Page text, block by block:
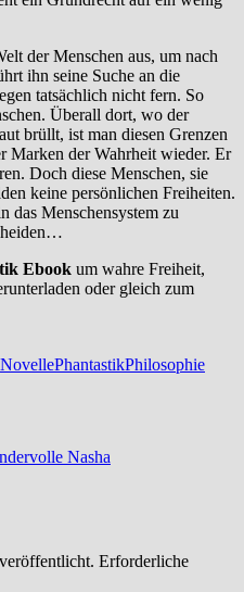
der Menschen aus, um nach
ihn seine Suche an die
tatsächlich nicht fern. So
Überall dort, wo der
brüllt, ist man diesen Grenzen
Marken der Wahrheit wieder. Er
Doch diese Menschen, sie
keine persönlichen Freiheiten.
das Menschensystem zu
Ebook um wahre Freiheit,
oder gleich zum
NovellePhantastikPhilosophie
Nasha
Erforderliche